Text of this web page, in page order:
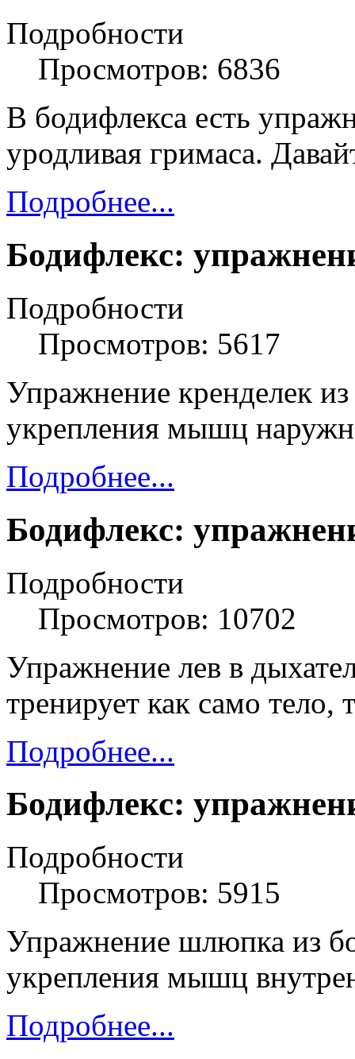
Подробности
Просмотров: 6836
В бодифлекса есть
уродливая гримаса.
Подробнее...
Бодифлекс:
Подробности
Просмотров: 5617
Упражнение кренделек
укрепления мышц
Подробнее...
Бодифлекс:
Подробности
Просмотров: 10702
Упражнение лев в
тренирует как само тело,
Подробнее...
Бодифлекс:
Подробности
Просмотров: 5915
Упражнение шлюпка из
укрепления мышц
Подробнее...